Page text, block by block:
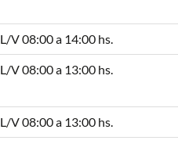
L/V 08:00 a 14:00 hs.
L/V 08:00 a 13:00 hs.
L/V 08:00 a 13:00 hs.